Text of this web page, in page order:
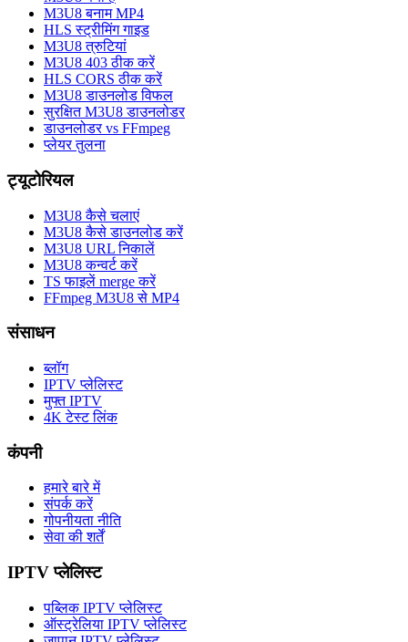
M3U8 बनाम MP4
HLS स्ट्रीमिंग गाइड
M3U8 त्रुटियां
M3U8 403 ठीक करें
HLS CORS ठीक करें
M3U8 डाउनलोड विफल
सुरक्षित M3U8 डाउनलोडर
डाउनलोडर vs FFmpeg
प्लेयर तुलना
ट्यूटोरियल
M3U8 कैसे चलाएं
M3U8 कैसे डाउनलोड करें
M3U8 URL निकालें
M3U8 कन्वर्ट करें
TS फाइलें merge करें
FFmpeg M3U8 से MP4
संसाधन
ब्लॉग
IPTV प्लेलिस्ट
मुफ्त IPTV
4K टेस्ट लिंक
कंपनी
हमारे बारे में
संपर्क करें
गोपनीयता नीति
सेवा की शर्तें
IPTV प्लेलिस्ट
पब्लिक IPTV प्लेलिस्ट
ऑस्ट्रेलिया IPTV प्लेलिस्ट